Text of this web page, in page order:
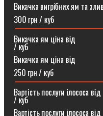
Викачка вигрібних ям та
300 грн / куб
Викачка ям ціна від
/ куб
Викачка ям ціна від
250 грн / куб
Вартість послуги
/ куб
Вартість послуги ілососа від